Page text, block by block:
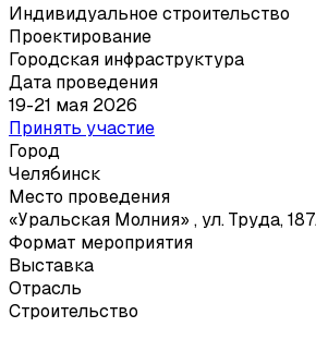
Индивидуальное строительство
Проектирование
Городская инфраструктура
Дата проведения
19-21 мая 2026
Принять участие
Город
Челябинск
Место проведения
«Уральская Молния» ,ул. Труда,
Формат мероприятия
Выставка
Отрасль
Строительство